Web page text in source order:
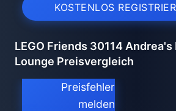
KOSTENLOS
LEGO Friends 30114 Andrea's
Lounge Preisvergleich
Preisfehler
melden